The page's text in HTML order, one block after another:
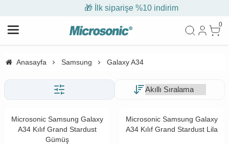
🎁 İlk siparişe %10 indirim
0
Anasayfa Samsung Galaxy A34
Microsonic Samsung Galaxy
A34 Kılıf Grand Stardust
Gümüş
Microsonic Samsung Galaxy
A34 Kılıf Grand Stardust Lila